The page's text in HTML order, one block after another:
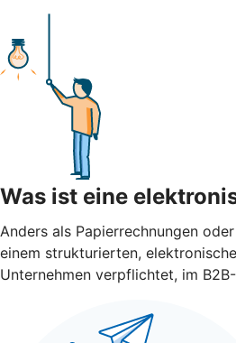
Was ist eine
Anders als Papierrechnungen
einem strukturierten,
Unternehmen verpflichtet, im